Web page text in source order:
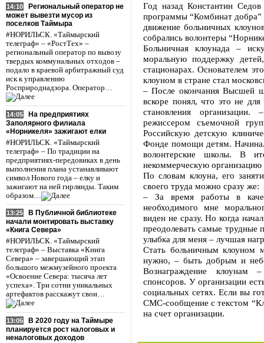
14:10
Региональный оператор не
может вывезти мусор из
поселков Таймыра
#НОРИЛЬСК. «Таймырский
телеграф» – «РостТех» –
региональный оператор по вывозу
твердых коммунальных отходов –
подало в краевой арбитражный суд
иск к управлению
Росприроднадзора. Оператор…
14:05
На предприятиях
Заполярного филиала
«Норникеля» зажигают елки
#НОРИЛЬСК. «Таймырский
телеграф» – По традиции на
предприятиях-передовиках в день
выполнения плана устанавливают
символ Нового года – елку и
зажигают на ней гирлянды. Таким
образом…
13:25
В Публичной библиотеке
начали монтировать выставку
«Книга Севера»
#НОРИЛЬСК. «Таймырский
телеграф» – Выставка «Книга
Севера» – завершающий этап
большого межмузейного проекта
«Освоение Севера: тысяча лет
успеха». Три сотни уникальных
артефактов расскажут свои…
13:05
В 2020 году на Таймыре
планируется рост налоговых и
неналоговых доходов
Год назад Константин
программы “Комбинат
движение больничных
собрались волонтеры
Больничная клоунада –
моральную поддержку
стационарах. Основателем
клоуном в стране стал
– После окончания Высшей
вскоре понял, что это не
становления
режиссером съемочной
Российскую детскую
Фонде помощи детям.
волонтерские школы. В
некоммерческую
По словам клоуна, его
своего труда можно сразу же:
– За время работы в
необходимого мне
виден не сразу. Но когда
преодолевать самые трудные
улыбка для меня – лучшая
Стать больничным клоуном
нужно, – быть добрым и
Вознаграждение клоунам
спонсоров. У организации
социальных сетях. Если вы
СМС-сообщение с текстом
на счет организации.